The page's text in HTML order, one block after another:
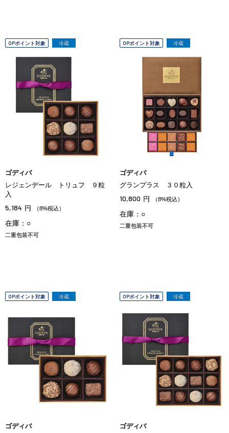
OPポイント対象 冷蔵
ゴディバ
レジェンデール トリュフ ９粒
入
5,184 円 （8%税込）
在庫：○
二重包装不可
OPポイント対象 冷蔵
ゴディバ
グランプラス ３０粒入
10,800 円 （8%税込）
在庫：○
二重包装不可
OPポイント対象 冷蔵
ゴディバ
OPポイント対象 冷蔵
ゴディバ